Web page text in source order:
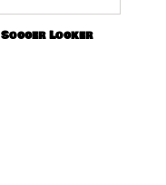
Soccer Locker